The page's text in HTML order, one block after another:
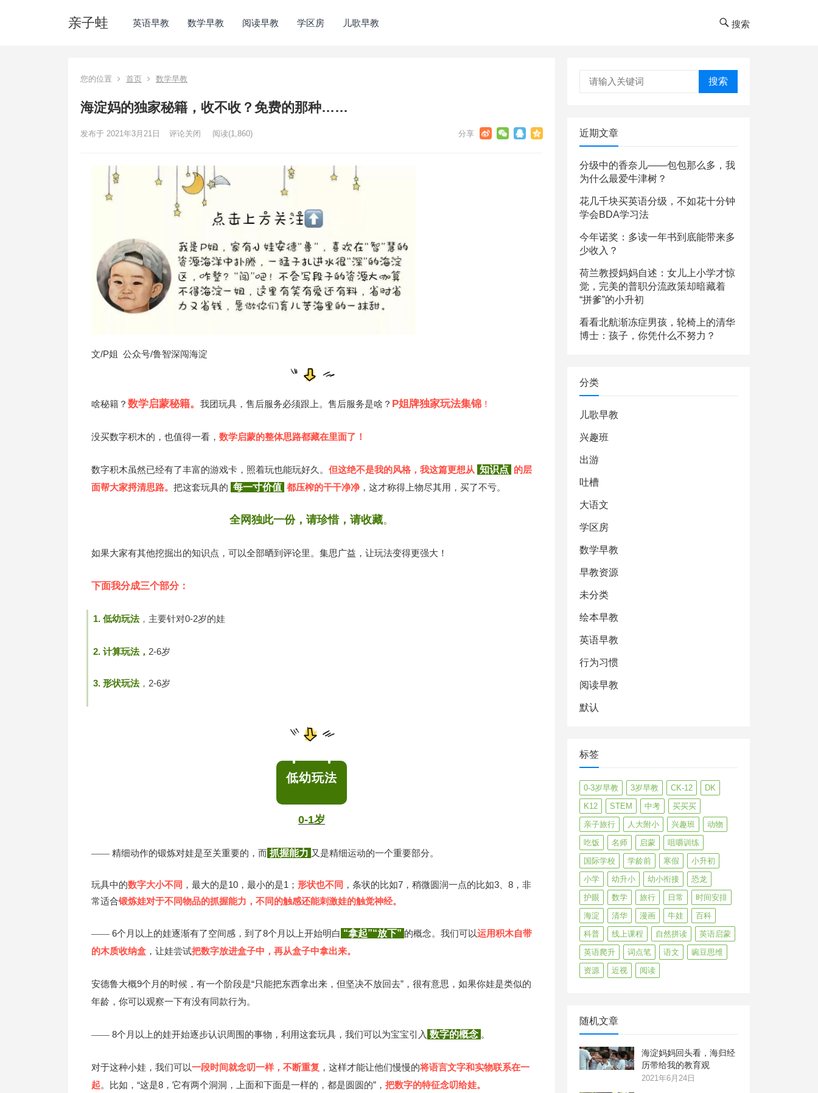
亲子蛙 英语早教 数学早教 阅读早教 学区房 儿歌早教 搜索
您的位置 首页 数学早教
海淀妈的独家秘籍，收不收？免费的那种……
发布于 2021年3月21日 评论关闭 阅读(1,860)
文/P姐 公众号/鲁智深闯海淀
啥秘籍？ 数学启蒙秘籍。 我团玩具，售后服务必须跟上。 售后服务是啥？ P姐牌独家玩法集锦 ！
没买数字积木的，也值得一看， 数学启蒙的整体思路都藏在里面了！
数字积木虽然已经有了丰富的游戏卡，照着玩也能玩好久。 但这绝不是我的风格，我这篇更想从 知识点 的层
面帮大家捋清思路。 把这套玩具的 每一寸价值 都压榨的干干净净 ，这才称得上物尽其用，买了不亏。
全网独此一份，请珍惜，请收藏。
如果大家有其他挖掘出的知识点，可以全部晒到评论里。集思广益，让玩法变得更强大！
下面我分成三个部分：
1. 低幼玩法， 主要针对0-2岁的娃
2. 计算玩法， 2-6岁
3. 形状玩法， 2-6岁
低幼玩法
0-1岁
—— 精细动作的锻炼对娃是至关重要的，而 抓握能力 又是精细运动的一个重要部分。
玩具中的数字大小不同 ，最大的是10，最小的是1； 形状也不同 ，条状的比如7，稍微圆润一点的比如3、8，非
常适合锻炼娃对于不同物品的抓握能力，不同的触感还能刺激娃的触觉神经。
—— 6个月以上的娃逐渐有了空间感，到了8个月以上开始明白 “拿起”“放下” 的概念。我们可以运用积木自带
的木质收纳盒 ，让娃尝试把数字放进盒子中，再从盒子中拿出来。
安德鲁大概9个月的时候，有一个阶段是“只能把东西拿出来，但坚决不放回去”，很有意思，如果你娃是类似的
年龄，你可以观察一下有没有同款行为。
—— 8个月以上的娃开始逐步认识周围的事物，利用这套玩具，我们可以为宝宝引入 数字的概念 。
对于这种小娃，我们可以一段时间就念叨一样，不断重复 ，这样才能让他们慢慢的将语言文字和实物联系在一
起。比如，“这是8，它有两个洞洞，上面和下面是一样的，都是圆圆的”， 把数字的特征念叨给娃。
搜索
近期文章
分级中的香奈儿——包包那么多，我
为什么最爱牛津树？
花几千块买英语分级，不如花十分钟
学会BDA学习法
今年诺奖：多读一年书到底能带来多
少收入？
荷兰教授妈妈自述：女儿上小学才惊
觉，完美的普职分流政策却暗藏着
“拼爹”的小升初
看看北航渐冻症男孩，轮椅上的清华
博士：孩子，你凭什么不努力？
分类
儿歌早教
兴趣班
出游
吐槽
大语文
学区房
数学早教
早教资源
未分类
绘本早教
英语早教
行为习惯
阅读早教
默认
标签
0-3岁早教 3岁早教 CK-12
DK
K12
STEM 中考
买买买
亲子旅行
人大附小 兴趣班
动物
吃饭
名师 启蒙
咀嚼训练
国际学校
学龄前 寒假
小升初
小学
幼升小 幼小衔接
恐龙
护眼
数学 旅行 日常
时间安排
海淀
清华 漫画 牛娃
百科
科普
线上课程 自然拼读
英语启蒙
英语爬升
词点笔 语文
豌豆思维
资源
近视 阅读
随机文章
海淀妈妈回头看，海归经
历带给我的教育观
2021年6月24日